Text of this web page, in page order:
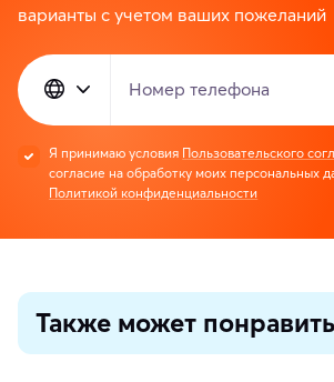
варианты с учетом ваших пожеланий
Номер телефона
Я принимаю условия Пользовательского
согласие на обработку моих персональных
Политикой конфиденциальности
Также может